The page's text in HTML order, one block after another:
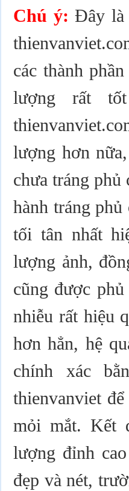
Chú ý: Đây là
các thành
lượng rất
lượng hơn
chưa tráng phủ
hành tráng
tối tân nhất
lượng ảnh,
cũng được
nhiễu rất hiệu
hơn hẳn, hệ
chính xác
thienvanviet
mỏi mắt. Kết
lượng đỉnh
đẹp và nét,